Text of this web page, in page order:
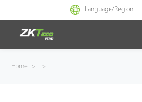
Language/Region
Identidad Inteligente
Home > >